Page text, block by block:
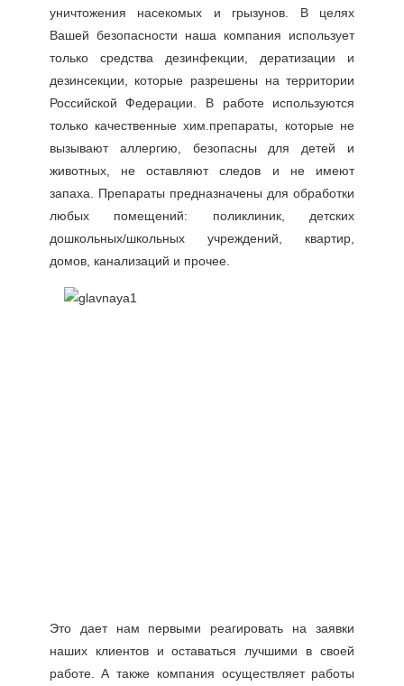
уничтожения насекомых и грызунов. В целях
Вашей безопасности наша компания использует
только средства дезинфекции, дератизации и
дезинсекции, которые разрешены на территории
Российской Федерации. В работе используются
только качественные хим.препараты, которые не
вызывают аллергию, безопасны для детей и
животных, не оставляют следов и не имеют
запаха. Препараты предназначены для обработки
любых помещений: поликлиник, детских
дошкольных/школьных учреждений, квартир,
домов, канализаций и прочее.
Это дает нам первыми реагировать на заявки
наших клиентов и оставаться лучшими в своей
работе. А также компания осуществляет работы